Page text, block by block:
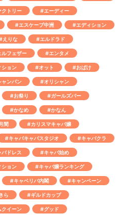
トリー #エーディー
#エスケープ中洲 #エディション
えりな #エルドラド
フェザー #エンタメ
ション #オット #おばけ
ャンパン #オリシャン
#お祭り #ガールズバー
#かなめ #かなん
間 #カリスマキャバ嬢
#キャバキャバスタジオ #キャバクラ
ドレス #キャバ始め
ション #キャバ嬢ランキング
#キャベリバ内閣 #キャンペーン
ら #ギルドカップ
イーン #グッド